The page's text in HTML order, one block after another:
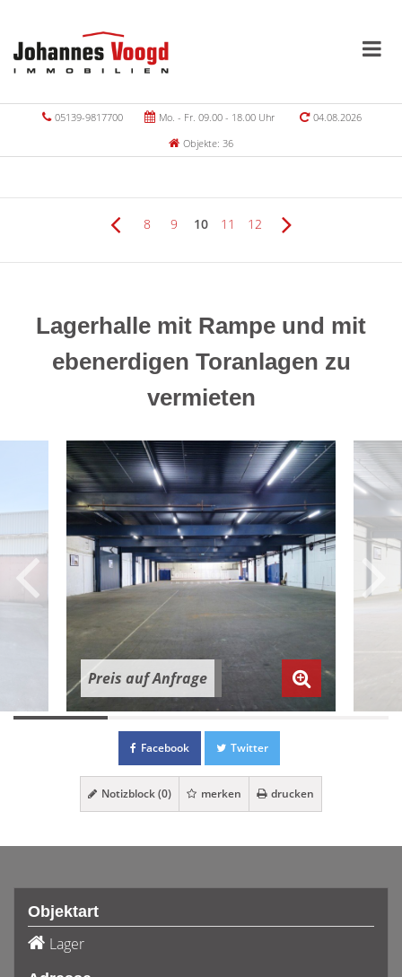
05139-9817700 Mo. - Fr. 09.00 - 18.00 Uhr
04.08.2026
Objekte: 36
8 9 10 11 12
Lagerhalle mit Rampe und mit
ebenerdigen Toranlagen zu
vermieten
Preis auf Anfrage
Facebook Twitter
Notizblock (0) merken drucken
Objektart
Lager